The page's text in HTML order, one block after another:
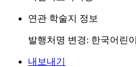
연관 학술지 정보
발행처명 변경: 한국어린
내보내기